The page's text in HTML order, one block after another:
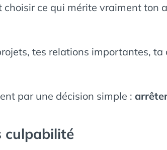
choisir ce qui mérite vraiment ton
tes relations importantes,
par une décision simple :
culpabilité